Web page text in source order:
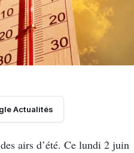
Actualités
airs d’été. Ce lundi 2 juin